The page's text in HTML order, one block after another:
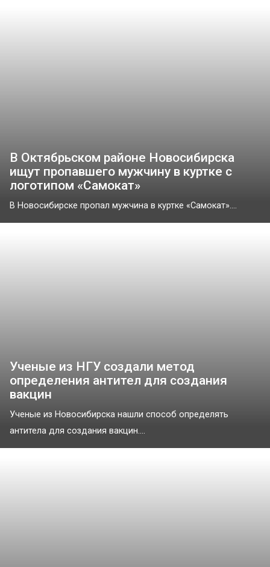
В Октябрьском районе Новосибирска
ищут пропавшего мужчину в куртке с
логотипом «Самокат»
В Новосибирске пропал мужчина в куртке «Самокат»....
Ученые из НГУ создали метод
определения антител для создания
вакцин
Ученые из Новосибирска нашли способ определять
антитела для создания вакцин....